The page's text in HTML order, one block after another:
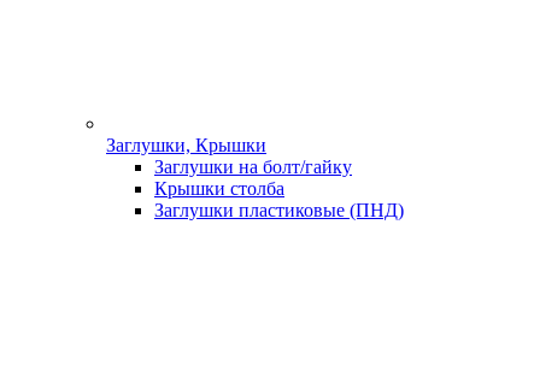
Заглушки, Крышки
Заглушки на болт/гайку
Крышки столба
Заглушки пластиковые (ПНД)